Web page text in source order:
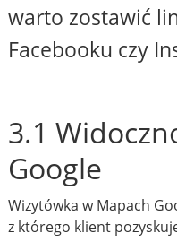
warto zostawić
Facebooku czy
3.1
Google
Wizytówka w Mapach
z którego klient